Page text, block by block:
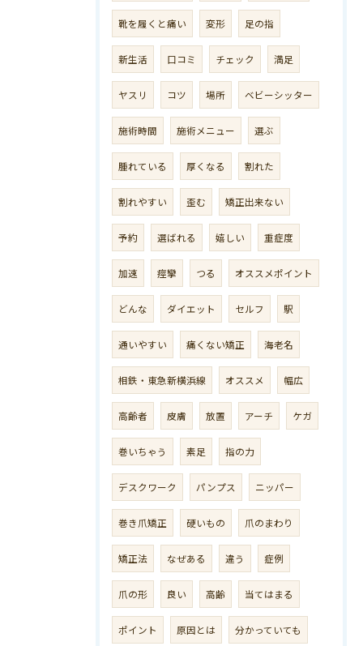
靴を履くと痛い 変形 足の指
新生活 口コミ チェック 満足
ヤスリ コツ 場所 ベビーシッター
施術時間 施術メニュー 選ぶ
腫れている 厚くなる 割れた
割れやすい 歪む 矯正出来ない
予約 選ばれる 嬉しい 重症度
加速 痙攣 つる オススメポイント
どんな ダイエット セルフ 駅
通いやすい 痛くない矯正 海老名
相鉄・東急新横浜線 オススメ 幅広
高齢者 皮膚 放置 アーチ ケガ
巻いちゃう 素足 指の力
デスクワーク パンプス ニッパー
巻き爪矯正 硬いもの 爪のまわり
矯正法 なぜある 違う 症例
爪の形 良い 高齢 当てはまる
ポイント 原因とは 分かっていても